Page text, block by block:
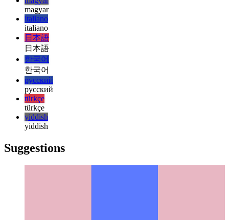
हिन्दी
हिन्दी
magyar
magyar
italiano
italiano
日本語
日本語
한국어
한국어
русский
русский
türkçe
türkçe
yiddish
yiddish